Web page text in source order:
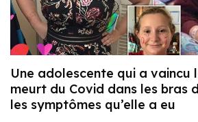
Une adolescente qui a vaincu
meurt du Covid dans les bras
les symptômes qu’elle a eu